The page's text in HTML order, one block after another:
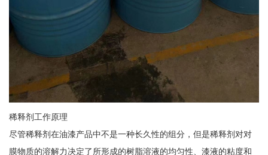
稀释剂工作原理
尽管稀释剂在油漆产品中不是一种长久性的组分，但是稀释剂对对
膜物质的溶解力决定了所形成的树脂溶液的均匀性、漆液的粘度和